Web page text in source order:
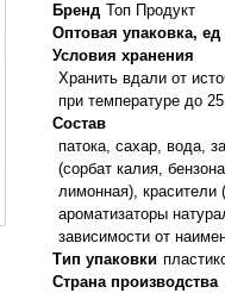
Бренд Топ Продукт
Оптовая упаковка, ед
Условия хранения
Хранить вдали от
при температуре до
Состав
патока, сахар, вода,
(сорбат калия,
лимонная), красители
ароматизаторы
зависимости от
Тип упаковки
Страна производства